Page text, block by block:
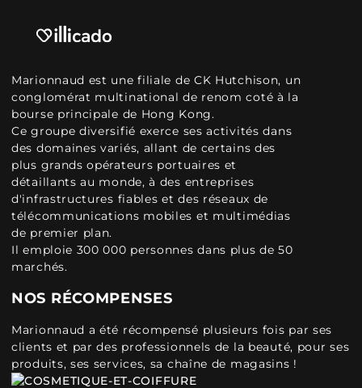
Marionnaud est une filiale de CK Hutchison, un
conglomérat multinational de renom coté à la
bourse principale de Hong Kong.
Ce groupe diversifié exerce ses activités dans
des domaines variés, allant de certains des
plus grands opérateurs portuaires et
détaillants au monde, à des entreprises
d'infrastructures fiables et des réseaux de
télécommunications mobiles et multimédias
de premier plan.
Il emploie 300 000 personnes dans plus de 50
marchés.
NOS RÉCOMPENSES
Marionnaud a été récompensé plusieurs fois par ses
clients et par des professionnels de la beauté, pour ses
produits, ses services, sa chaîne de magasins !